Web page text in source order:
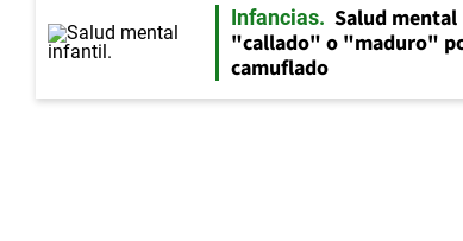
Infancias
Salud
"callado" o "maduro"
camuflado